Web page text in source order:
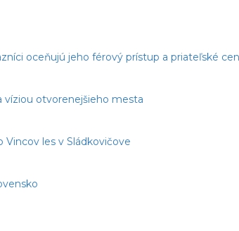
oceňujú jeho férový prístup a priateľské
víziou otvorenejšieho mesta
les v Sládkovičove